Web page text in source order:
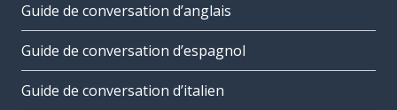
Guide de conversation d’anglais
Guide de conversation d’espagnol
Guide de conversation d’italien